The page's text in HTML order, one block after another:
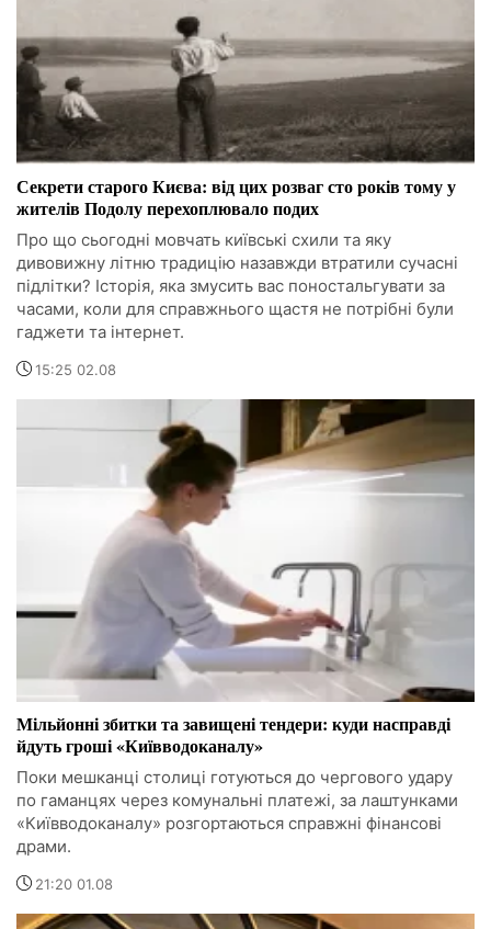
Секрети старого Києва: від цих розваг сто років тому у
жителів Подолу перехоплювало подих
Про що сьогодні мовчать київські схили та яку
дивовижну літню традицію назавжди втратили сучасні
підлітки? Історія, яка змусить вас поностальгувати за
часами, коли для справжнього щастя не потрібні були
гаджети та інтернет.
15:25 02.08
Мільйонні збитки та завищені тендери: куди насправді
йдуть гроші «Київводоканалу»
Поки мешканці столиці готуються до чергового удару
по гаманцях через комунальні платежі, за лаштунками
«Київводоканалу» розгортаються справжні фінансові
драми.
21:20 01.08